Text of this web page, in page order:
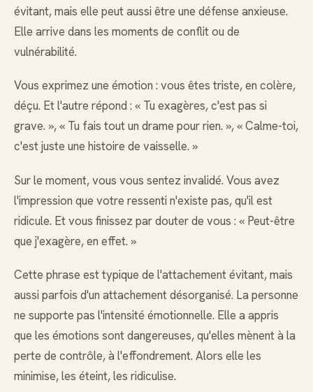
évitant, mais elle peut aussi être une défense anxieuse.
Elle arrive dans les moments de conflit ou de
vulnérabilité.
Vous exprimez une émotion : vous êtes triste, en colère,
déçu. Et l'autre répond : « Tu exagères, c'est pas si
grave. », « Tu fais tout un drame pour rien. », « Calme-toi,
c'est juste une histoire de vaisselle. »
Sur le moment, vous vous sentez invalidé. Vous avez
l'impression que votre ressenti n'existe pas, qu'il est
ridicule. Et vous finissez par douter de vous : « Peut-être
que j'exagère, en effet. »
Cette phrase est typique de l'attachement évitant, mais
aussi parfois d'un attachement désorganisé. La personne
ne supporte pas l'intensité émotionnelle. Elle a appris
que les émotions sont dangereuses, qu'elles mènent à la
perte de contrôle, à l'effondrement. Alors elle les
minimise, les éteint, les ridiculise.